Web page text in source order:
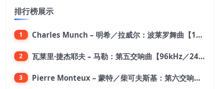
排行榜展示
1 Charles Munch – 明希／拉威尔：波莱罗舞曲【176.4kHz／24bit】
2 瓦莱里·捷杰耶夫 – 马勒：第五交响曲【96kHz／24bit】
3 Pierre Monteux – 蒙特／柴可夫斯基：第六交响曲【176.4kHz／24bit】